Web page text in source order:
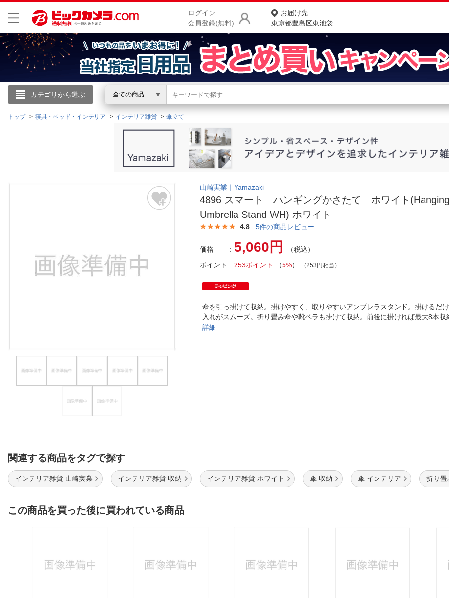
ログイン
会員登録(無料)
お届け先
東京都豊島区東池袋
カテゴリから選ぶ 全ての商品
こんにちは
ログイン
商品をさがす
ランキングからさがす
お客様サポート
ご利用ガイド
よくある質問・お問合せ
ご利用規約
店
ネッ
店
トップ 寝具・ベッド・インテリア インテリア雑貨 傘立て
山崎実業｜Yamazaki
4896 スマート ハンギングかさたて ホワイト(Hanging
Umbrella Stand WH) ホワイト
4.8 5件の商品レビュー
価格 5,060円
（税込）
ポイント
253ポイント （5%） （253円相当）
傘を引っ掛けて収納。掛けやすく、取りやすいアンブレラスタンド。掛けるだ
入れがスムーズ。折り畳み傘や靴ベラも掛けて収納。前後に掛ければ最大8本
詳細
関連する商品をタグで探す
インテリア雑貨 山崎実業 インテリア雑貨 収納 インテリア雑貨 ホワイト 傘 収納 傘 インテリア 折り畳
この商品を買った後に買われている商品